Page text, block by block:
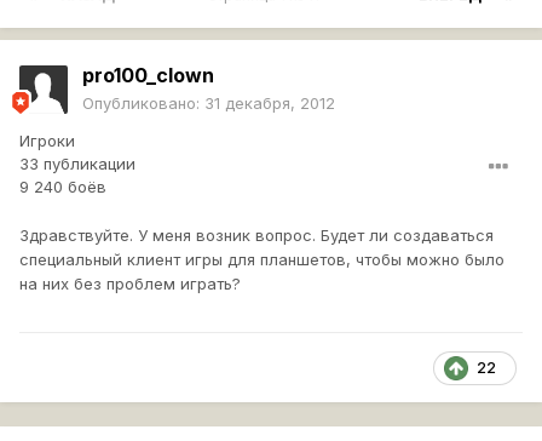
pro100_clown
Опубликовано: 31 декабря, 2012
Игроки
33 публикации
9 240 боёв
Здравствуйте. У меня возник вопрос. Будет ли создаваться
специальный клиент игры для планшетов, чтобы можно было
на них без проблем играть?
22